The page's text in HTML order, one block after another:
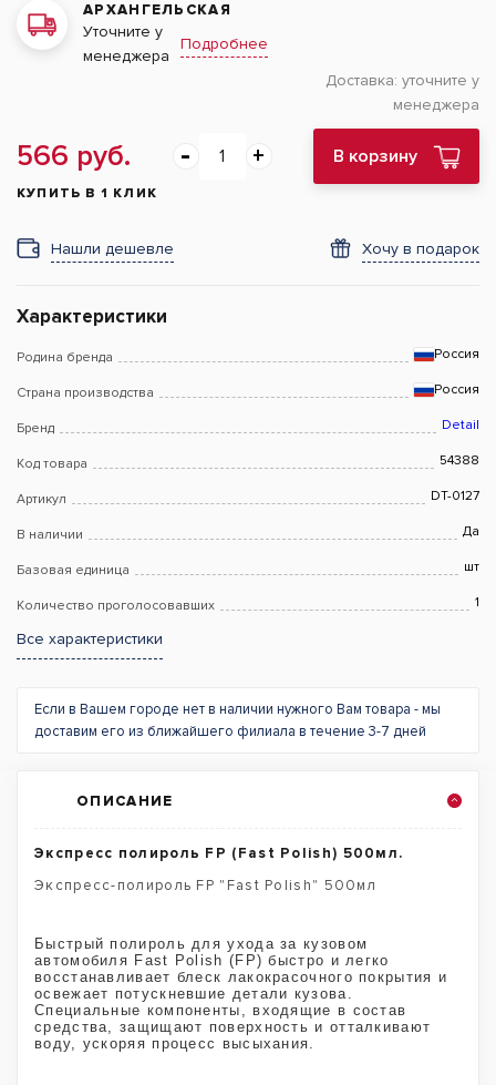
АРХАНГЕЛЬСКАЯ
Уточните у
менеджера
Подробнее
Доставка: уточните у
менеджера
566 руб. В корзину
КУПИТЬ В 1 КЛИК
Нашли дешевле Хочу в подарок
Характеристики
Родина бренда Россия
Страна производства Россия
Бренд Detail
Код товара 54388
Артикул DT-0127
В наличии Да
Базовая единица шт
Количество проголосовавших 1
Все характеристики
Если в Вашем городе нет в наличии нужного Вам товара - мы
доставим его из ближайшего филиала в течение 3-7 дней
ОПИСАНИЕ
Экспресс полироль FP (Fast Polish) 500мл.
Экспресс-полироль FP "Fast Polish" 500мл
Быстрый полироль для ухода за кузовом
автомобиля Fast Polish (FP) быстро и легко
восстанавливает блеск лакокрасочного покрытия и
освежает потускневшие детали кузова.
Специальные компоненты, входящие в состав
средства, защищают поверхность и отталкивают
воду, ускоряя процесс высыхания.